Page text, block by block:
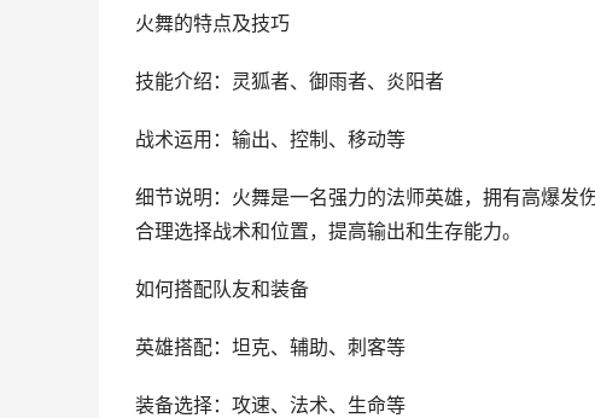
火舞的特点及技巧
技能介绍：灵狐者、御雨者、炎阳者
战术运用：输出、控制、移动等
细节说明：火舞是一名强力的法师英雄，拥有高爆发
合理选择战术和位置，提高输出和生存能力。
如何搭配队友和装备
英雄搭配：坦克、辅助、刺客等
装备选择：攻速、法术、生命等